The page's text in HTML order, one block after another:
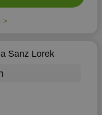
Sanz Lorek